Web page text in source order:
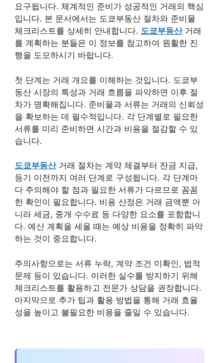
요구됩니다. 체계적인 준비가 성공적인 거래의 핵심
입니다. 본 문서에서는 도쿄부동산 절차와 준비물
체크리스트를 상세히 안내합니다. 도쿄부동산거래
를 계획하는 분들은 이 정보를 참고하여 원활한 진
행을 도모하시기 바랍니다.
첫 단계는 거래 개요를 이해하는 것입니다. 도쿄부
동산 시장의 특성과 거래 흐름을 파악하면 이후 절
차가 명확해집니다. 준비물과 서류는 거래의 신뢰성
을 확보하는 데 필수적입니다. 각 단계별로 필요한
서류를 미리 준비하면 시간과 비용을 절감할 수 있
습니다.
도쿄부동산거래 절차는 계약 체결부터 잔금 지급,
등기 이전까지 여러 단계로 구성됩니다. 각 단계마
다 주의해야 할 점과 필요한 서류가 다르므로 꼼꼼
한 확인이 필요합니다. 비용 산정은 거래 금액뿐 아
니라 세금, 중개 수수료 등 다양한 요소를 포함합니
다. 예산 계획을 세울 때는 예상 비용을 정확히 파악
하는 것이 중요합니다.
주의사항으로는 서류 누락, 계약 조건 미확인, 법적
문제 등이 있습니다. 이러한 실수를 방지하기 위해
체크리스트를 활용하고 전문가 상담을 권장합니다.
마지막으로 추가 팁과 활용 방법을 통해 거래 효율
성을 높이고 불필요한 비용을 줄일 수 있습니다.